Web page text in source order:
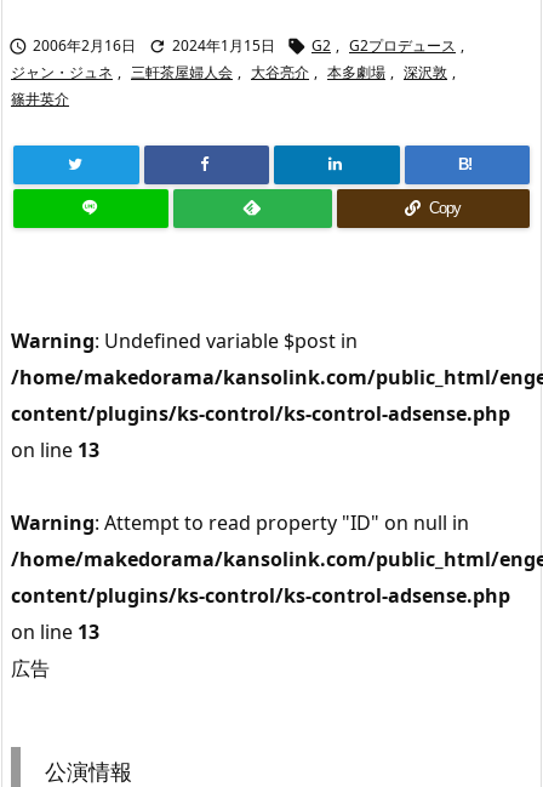
 2006年2月16日  2024年1月15日  G2 , G2プロデュース ,
ジャン・ジュネ , 三軒茶屋婦人会 , 大谷亮介 , 本多劇場 , 深沢敦 ,
篠井英介
B!
Copy
Warning: Undefined variable $post in
/home/makedorama/kansolink.com/public_html/
content/plugins/ks-control/ks-control-adsense.php
on line 13
Warning: Attempt to read property "ID" on null in
/home/makedorama/kansolink.com/public_html/
content/plugins/ks-control/ks-control-adsense.php
on line 13
広告
公演情報